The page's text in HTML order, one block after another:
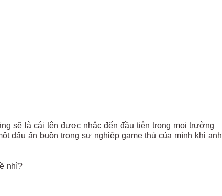
sẽ là cái tên được nhắc đến đầu tiên trong mọi trường
dấu ấn buồn trong sự nghiệp game thủ của mình khi anh
nhì?